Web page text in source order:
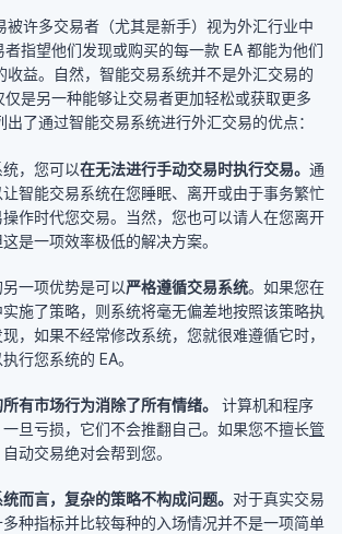
被许多交易者（尤其是新手）视为外汇行业中
者指望他们发现或购买的每一款 EA 都能为他们
收益。自然，智能交易系统并不是外汇交易的
仅是另一种能够让交易者更加轻松或获取更多
了通过智能交易系统进行外汇交易的优点：
，您可以在无法进行手动交易时执行交易。 通
智能交易系统在您睡眠、离开或由于事务繁忙
作时代您交易。当然，您也可以请人在您离开
是一项效率极低的解决方案。
一项优势是可以严格遵循交易系统。如果您在
施了策略，则系统将毫无偏差地按照该策略执
，如果不经常修改系统，您就很难遵循它时，
行您系统的 EA。
有市场行为消除了所有情绪。
计算机和程序
旦亏损，它们不会推翻自己。如果您不擅长管
自动交易绝对会帮到您。
而言，复杂的策略不构成问题。 对于真实交易
种指标并比较每种的入场情况并不是一项简单